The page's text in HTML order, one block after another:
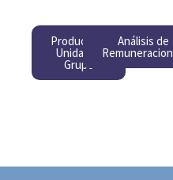
Producción
Unidades
Grupo
Análisis de